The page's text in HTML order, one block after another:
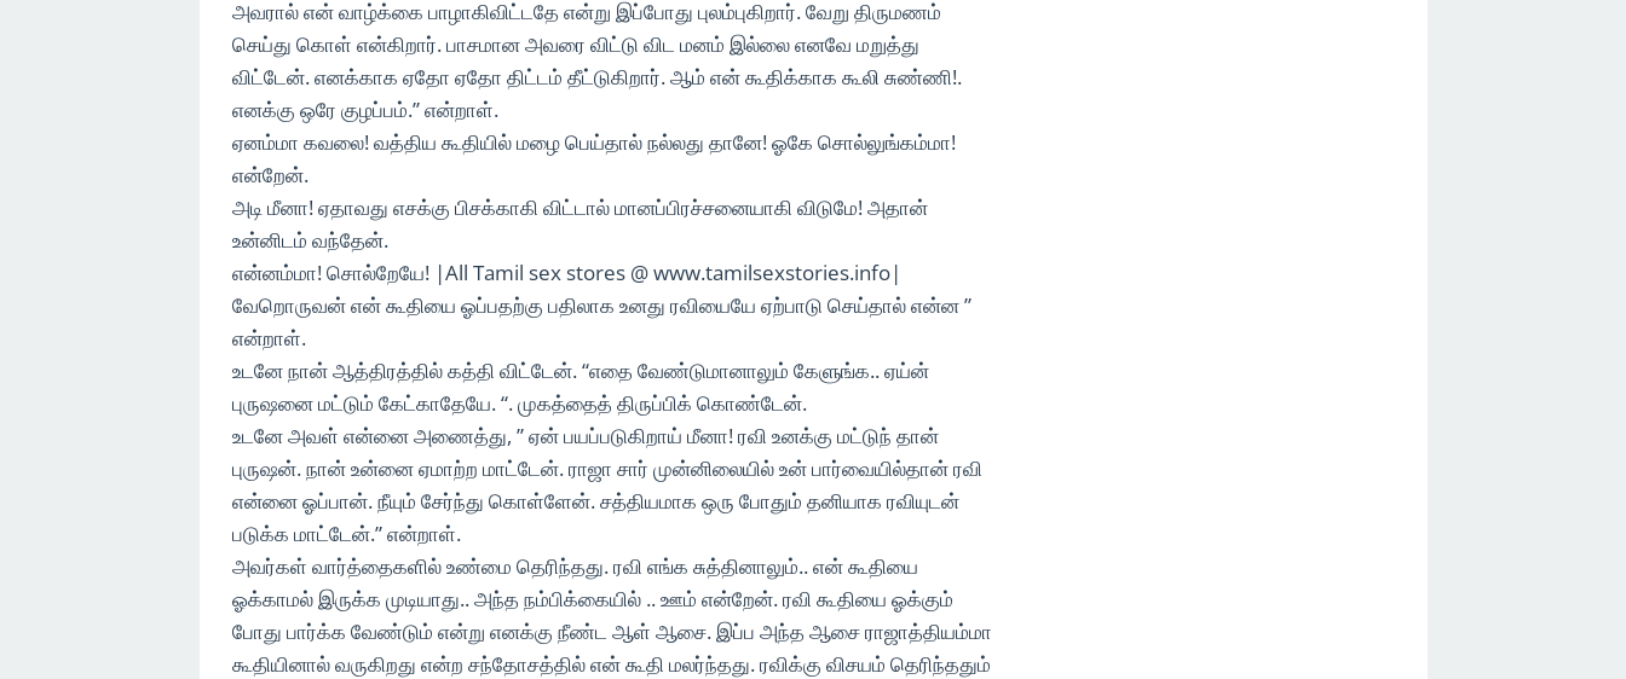
அவரால் என் வாழ்க்கை பாழாகிவிட்டதே என்று இப்போது புலம்புகிறார். வேறு திருமணம்
செய்து கொள் என்கிறார். பாசமான அவரை விட்டு விட மனம் இல்லை எனவே மறுத்து
விட்டேன். எனக்காக ஏதோ ஏதோ திட்டம் தீட்டுகிறார். ஆம் என் கூதிக்காக கூலி சுண்ணி!.
எனக்கு ஒரே குழப்பம்.” என்றாள்.
ஏனம்மா கவலை! வத்திய கூதியில் மழை பெய்தால் நல்லது தானே! ஓகே சொல்லுங்கம்மா!
என்றேன்.
அடி மீனா! ஏதாவது எசக்கு பிசக்காகி விட்டால் மானப்பிரச்சனையாகி விடுமே! அதான்
உன்னிடம் வந்தேன்.
என்னம்மா! சொல்றேயே! |All Tamil sex stores @ www.tamilsexstories.info|
வேறொருவன் என் கூதியை ஓப்பதற்கு பதிலாக உனது ரவியையே ஏற்பாடு செய்தால் என்ன ”
என்றாள்.
உடனே நான் ஆத்திரத்தில் கத்தி விட்டேன். “எதை வேண்டுமானாலும் கேளுங்க.. ஏய்ன்
புருஷனை மட்டும் கேட்காதேயே. “. முகத்தைத் திருப்பிக் கொண்டேன்.
உடனே அவள் என்னை அணைத்து, ” ஏன் பயப்படுகிறாய் மீனா! ரவி உனக்கு மட்டுந் தான்
புருஷன். நான் உன்னை ஏமாற்ற மாட்டேன். ராஜா சார் முன்னிலையில் உன் பார்வையில்தான் ரவி
என்னை ஓப்பான். நீயும் சேர்ந்து கொள்ளேன். சத்தியமாக ஒரு போதும் தனியாக ரவியுடன்
படுக்க மாட்டேன்.” என்றாள்.
அவர்கள் வார்த்தைகளில் உண்மை தெரிந்தது. ரவி எங்க சுத்தினாலும்.. என் கூதியை
ஓக்காமல் இருக்க முடியாது.. அந்த நம்பிக்கையில் .. ஊம் என்றேன். ரவி கூதியை ஓக்கும்
போது பார்க்க வேண்டும் என்று எனக்கு நீண்ட ஆள் ஆசை. இப்ப அந்த ஆசை ராஜாத்தியம்மா
கூதியினால் வருகிறது என்ற சந்தோசத்தில் என் கூதி மலர்ந்தது. ரவிக்கு விசயம் தெரிந்ததும்